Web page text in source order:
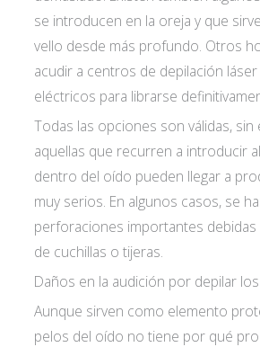
se introducen en la oreja y que
vello desde más profundo. Otros
acudir a centros de depilación
eléctricos para librarse
Todas las opciones son válidas, sin
aquellas que recurren a introducir
dentro del oído pueden llegar a
muy serios. En algunos casos, se
perforaciones importantes
de cuchillas o tijeras.
Daños en la audición por depilar
Aunque sirven como elemento
pelos del oído no tiene por qué